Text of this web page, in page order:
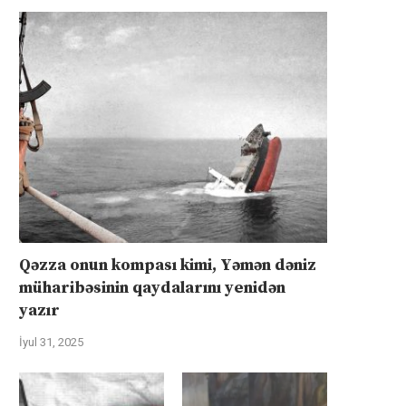
Qəzza onun kompası kimi, Yəmən dəniz
müharibəsinin qaydalarını yenidən
yazır
İyul 31, 2025